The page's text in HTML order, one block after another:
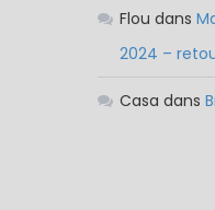
Flou dans
2024 –
Casa dans